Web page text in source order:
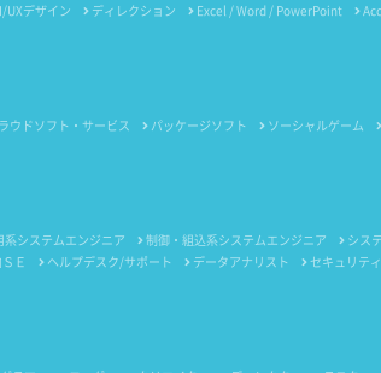
UXデザイン
ディレクション Excel / Word / PowerPoint
ウドソフト・サービス パッケージソフト ソーシャルゲーム
系システムエンジニア 制御・組込系システムエンジニア シス
Ｅ
ヘルプデスク/サポート データアナリスト セキュリテ